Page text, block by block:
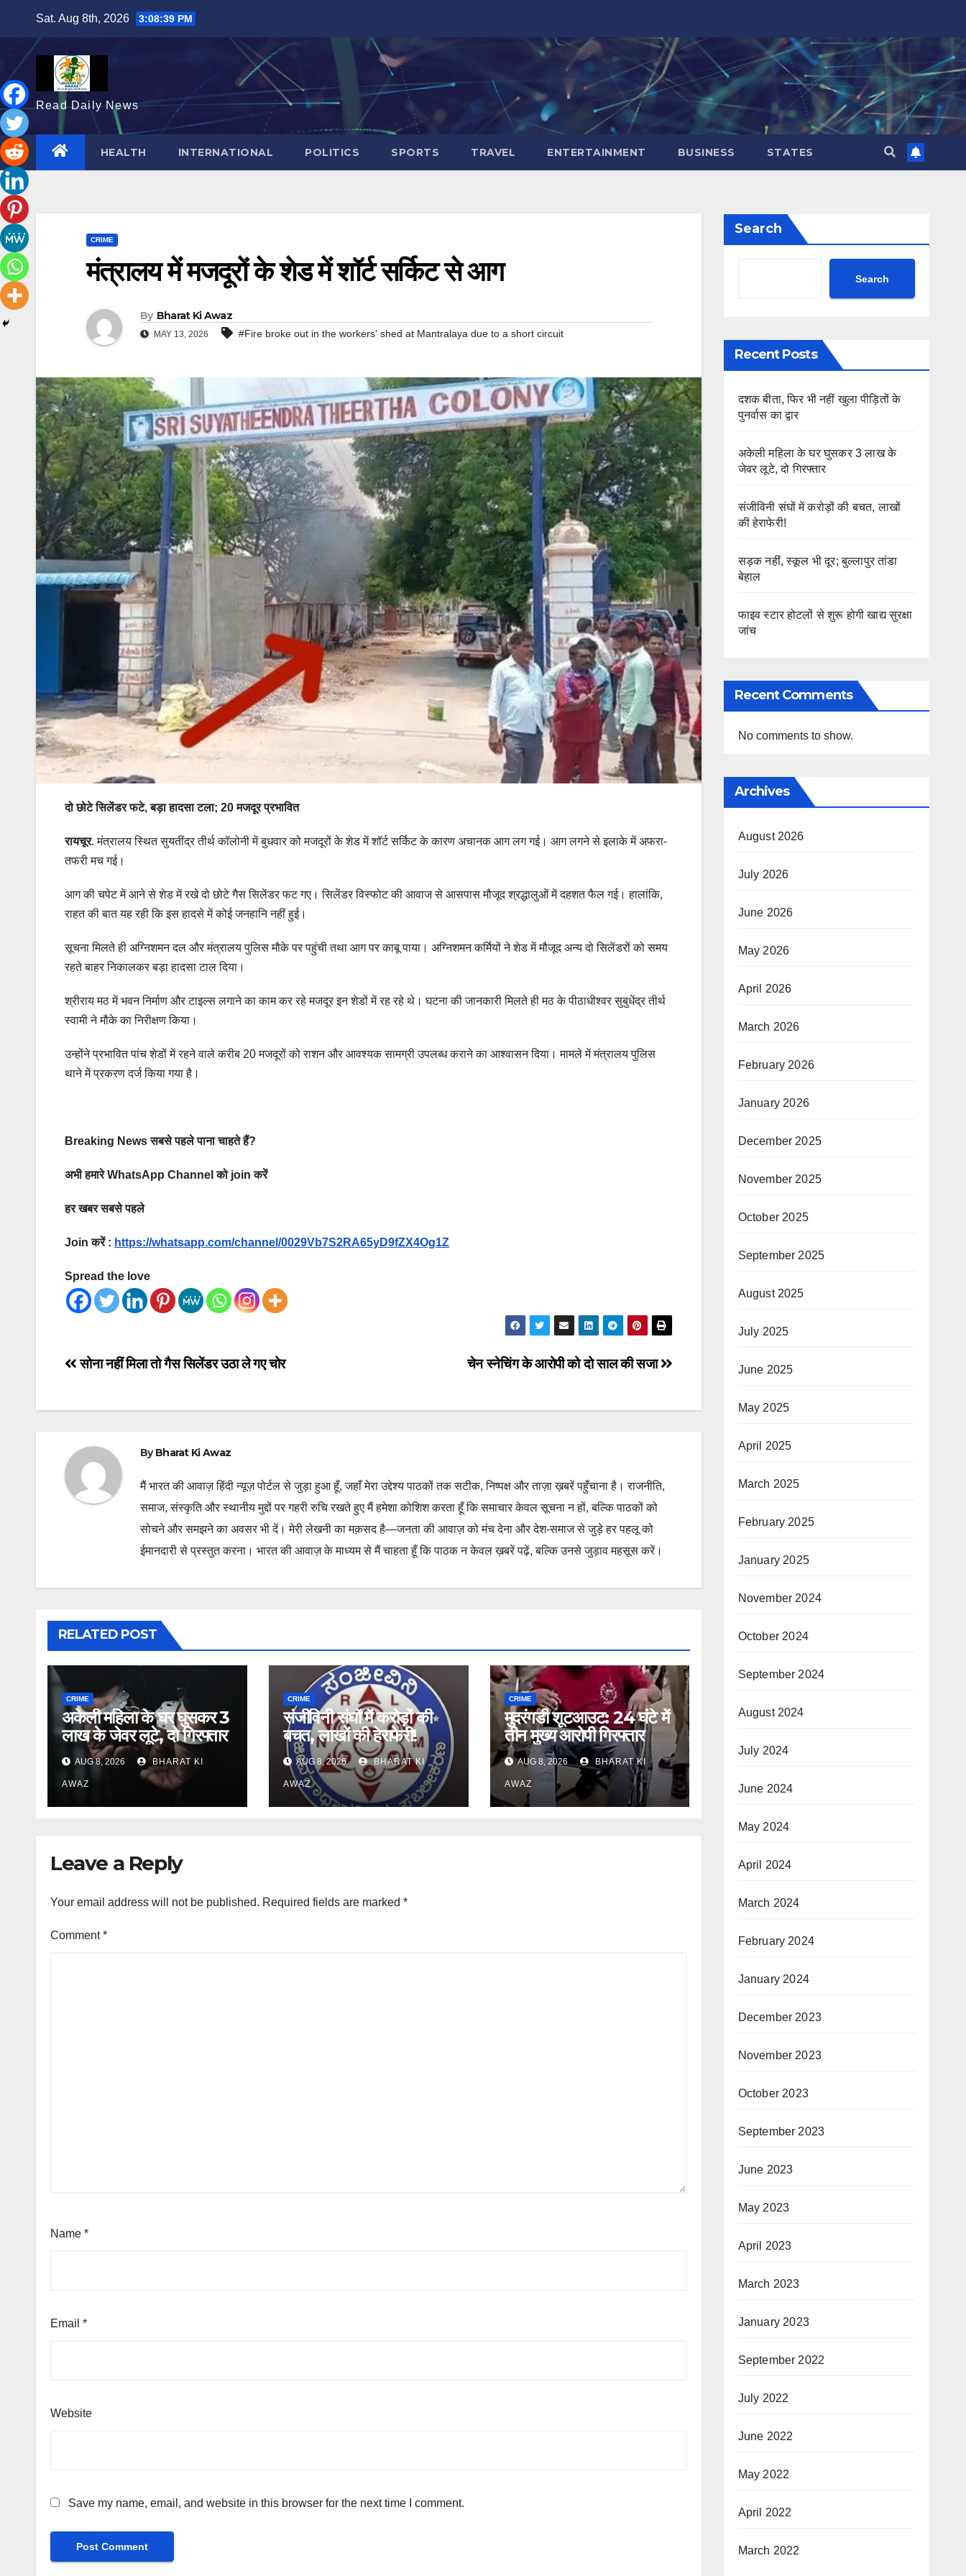
content
Sat. Aug 8th, 2026 3:08:40 PM
Read Daily News
HEALTH INTERNATIONAL POLITICS SPORTS TRAVEL ENTERTAINMENT BUSINESS STATES
CRIME
मंत्रालय में मजदूरों के शेड में शॉर्ट सर्किट से आग
By Bharat Ki Awaz
MAY 13, 2026 #Fire broke out in the workers' shed at Mantralaya due to a short circuit
दो छोटे सिलेंडर फटे, बड़ा हादसा टला; 20 मजदूर प्रभावित
रायचूर. मंत्रालय स्थित सुयतींद्र तीर्थ कॉलोनी में बुधवार को मजदूरों के शेड में शॉर्ट सर्किट के कारण अचानक आग लग गई। आग लगने से इलाके में अफरा-
तफरी मच गई।
आग की चपेट में आने से शेड में रखे दो छोटे गैस सिलेंडर फट गए। सिलेंडर विस्फोट की आवाज से आसपास मौजूद श्रद्धालुओं में दहशत फैल गई। हालांकि,
राहत की बात यह रही कि इस हादसे में कोई जनहानि नहीं हुई।
सूचना मिलते ही अग्निशमन दल और मंत्रालय पुलिस मौके पर पहुंची तथा आग पर काबू पाया। अग्निशमन कर्मियों ने शेड में मौजूद अन्य दो सिलेंडरों को समय
रहते बाहर निकालकर बड़ा हादसा टाल दिया।
श्रीराय मठ में भवन निर्माण और टाइल्स लगाने का काम कर रहे मजदूर इन शेडों में रह रहे थे। घटना की जानकारी मिलते ही मठ के पीठाधीश्वर सुबुधेंद्र तीर्थ
स्वामी ने मौके का निरीक्षण किया।
उन्होंने प्रभावित पांच शेडों में रहने वाले करीब 20 मजदूरों को राशन और आवश्यक सामग्री उपलब्ध कराने का आश्वासन दिया। मामले में मंत्रालय पुलिस
थाने में प्रकरण दर्ज किया गया है।
Breaking News सबसे पहले पाना चाहते हैं?
अभी हमारे WhatsApp Channel को join करें
हर खबर सबसे पहले
Join करें : https://whatsapp.com/channel/0029Vb7S2RA65yD9fZX4Og1Z
Spread the love
Post
चेन स्नेचिंग के आरोपी को दो साल की सजा
सोना नहीं मिला तो गैस सिलेंडर उठा ले गए चोर
ByBharat Ki Awaz
मैं भारत की आवाज़ हिंदी न्यूज़ पोर्टल से जुड़ा हुआ हूँ, जहाँ मेरा उद्देश्य पाठकों तक सटीक, निष्पक्ष और ताज़ा ख़बरें पहुँचाना है। राजनीति,
समाज, संस्कृति और स्थानीय मुद्दों पर गहरी रुचि रखते हुए मैं हमेशा कोशिश करता हूँ कि समाचार केवल सूचना न हों, बल्कि पाठकों को
सोचने और समझने का अवसर भी दें। मेरी लेखनी का मक़सद है—जनता की आवाज़ को मंच देना और देश-समाज से जुड़े हर पहलू को
ईमानदारी से प्रस्तुत करना। भारत की आवाज़ के माध्यम से मैं चाहता हूँ कि पाठक न केवल ख़बरें पढ़ें, बल्कि उनसे जुड़ाव महसूस करें।
RELATED POST
CRIME
अकेली महिला के घर घुसकर 3
लाख के जेवर लूटे, दो गिरफ्तार
AUG 8, 2026 BHARAT KI
AWAZ
CRIME
संजीविनी संघों में करोड़ों की
बचत, लाखों की हेराफेरी!
AUG 8, 2026 BHARAT KI
AWAZ
CRIME
मुदरंगडी शूटआउट: 24 घंटे में
तीन मुख्य आरोपी गिरफ्तार
AUG 8, 2026 BHARAT KI
AWAZ
Leave a Reply
Your email address will not be published. Required fields are marked *
Comment*
Name *
Email *
Website
Save my name, email, and website in this browser for the next time I comment.
Search
Search
Recent Posts
दशक बीता, फिर भी नहीं खुला पीड़ितों के
पुनर्वास का द्वार
अकेली महिला के घर घुसकर 3 लाख के
जेवर लूटे, दो गिरफ्तार
संजीविनी संघों में करोड़ों की बचत, लाखों
की हेराफेरी!
सड़क नहीं, स्कूल भी दूर; बुल्लापुर तांडा
बेहाल
फाइव स्टार होटलों से शुरू होगी खाद्य सुरक्षा
जांच
Recent Comments
No comments to show.
Archives
August 2026
July 2026
June 2026
May 2026
April 2026
March 2026
February 2026
January 2026
December 2025
November 2025
October 2025
September 2025
August 2025
July 2025
June 2025
May 2025
April 2025
March 2025
February 2025
January 2025
November 2024
October 2024
September 2024
August 2024
July 2024
June 2024
May 2024
April 2024
March 2024
February 2024
January 2024
December 2023
November 2023
October 2023
September 2023
June 2023
May 2023
April 2023
March 2023
January 2023
September 2022
July 2022
June 2022
May 2022
April 2022
March 2022